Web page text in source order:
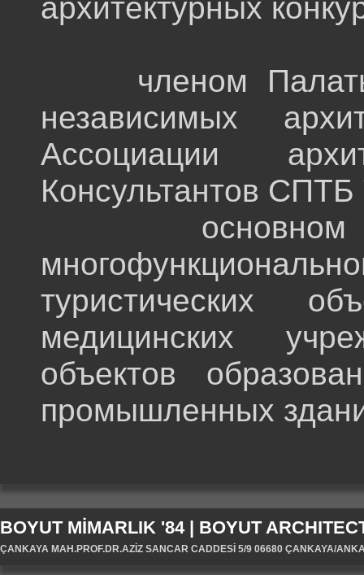
архитектурных
членом Палаты
независимых
Ассоциации
Консультантов
основном
туристических
медицинских
объектов
промышленных
BOYUT MİMARLIK '84 | BOYUT
ÇANKAYA MAH.PROF.DR.AZİZ SANCAR CADDESİ 5/9 06680 ÇANKAYA/